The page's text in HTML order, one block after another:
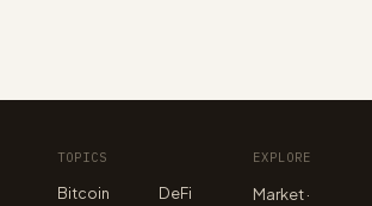
TOPICS
Bitcoin
DeFi
EXPLORE
Market ·